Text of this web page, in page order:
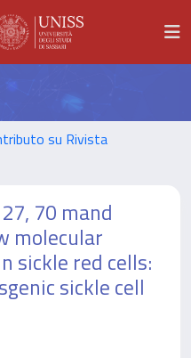
su Rivista
70 mand
molecular
sickle red cells:
sickle cell